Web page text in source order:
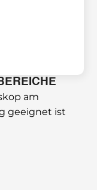
am
geeignet ist